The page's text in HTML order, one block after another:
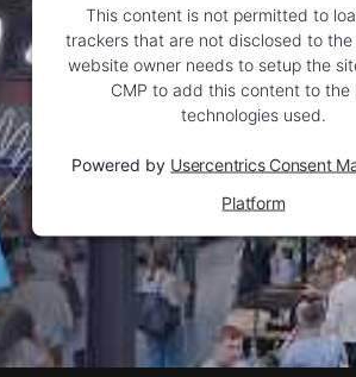
This content is not permitted to
trackers that are not disclosed to the
website owner needs to setup the
CMP to add this content to the
technologies used.
Powered by Usercentrics Consent
Platform